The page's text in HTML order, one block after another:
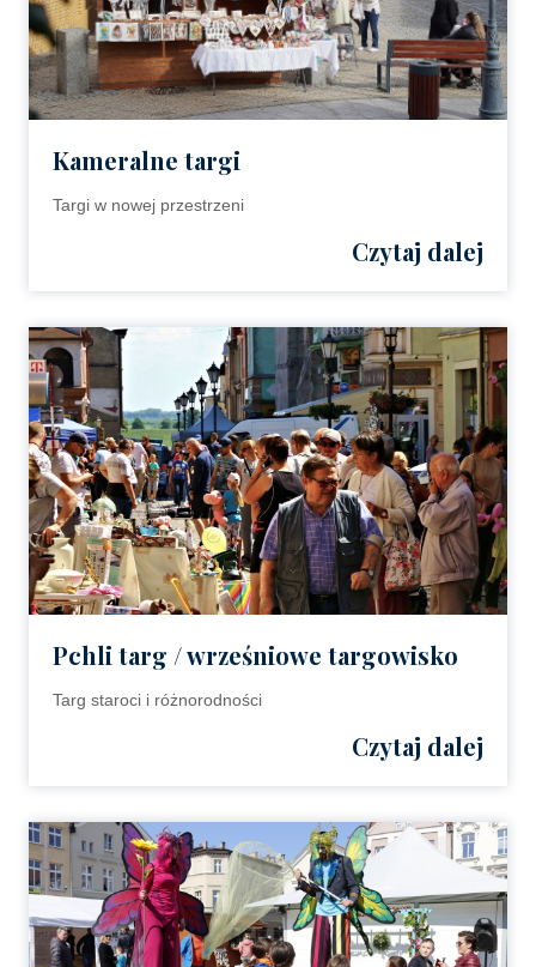
Kameralne targi
Targi w nowej przestrzeni
Czytaj dalej
Pchli targ / wrześniowe targowisko
Targ staroci i różnorodności
Czytaj dalej